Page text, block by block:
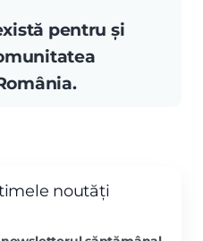
pentru și
noutăți